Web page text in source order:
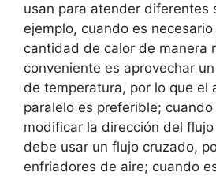
usan para atender diferentes
ejemplo, cuando es
cantidad de calor de manera
conveniente es aprovechar
de temperatura, por lo que el
paralelo es preferible;
modificar la dirección del
debe usar un flujo cruzado,
enfriadores de aire; cuando